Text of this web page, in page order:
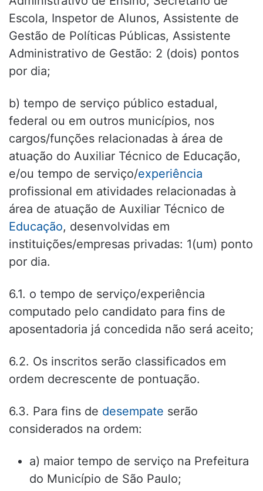
Escola, Inspetor de Alunos, Assistente de
Gestão de Políticas Públicas, Assistente
Administrativo de Gestão: 2 (dois) pontos
por dia;
b) tempo de serviço público estadual,
federal ou em outros municípios, nos
cargos/funções relacionadas à área de
atuação do Auxiliar Técnico de Educação,
e/ou tempo de serviço/experiência
profissional em atividades relacionadas à
área de atuação de Auxiliar Técnico de
Educação, desenvolvidas em
instituições/empresas privadas: 1(um) ponto
por dia.
6.1. o tempo de serviço/experiência
computado pelo candidato para fins de
aposentadoria já concedida não será aceito;
6.2. Os inscritos serão classificados em
ordem decrescente de pontuação.
6.3. Para fins de desempate serão
considerados na ordem:
a) maior tempo de serviço na Prefeitura
do Município de São Paulo;